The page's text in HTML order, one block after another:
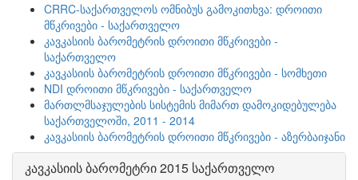
CRRC-საქართველოს ომნიბუს გამოკითხვა: დროითი
მწკრივები - საქართველო
კავკასიის ბარომეტრის დროითი მწკრივები -
საქართველო
კავკასიის ბარომეტრის დროითი მწკრივები - სომხეთი
NDI დროითი მწკრივები - საქართველო
მართლმსაჯულების სისტემის მიმართ დამოკიდებულება
საქართველოში, 2011 - 2014
კავკასიის ბარომეტრის დროითი მწკრივები - აზერბაიჯანი
კავკასიის ბარომეტრი 2015 საქართველო